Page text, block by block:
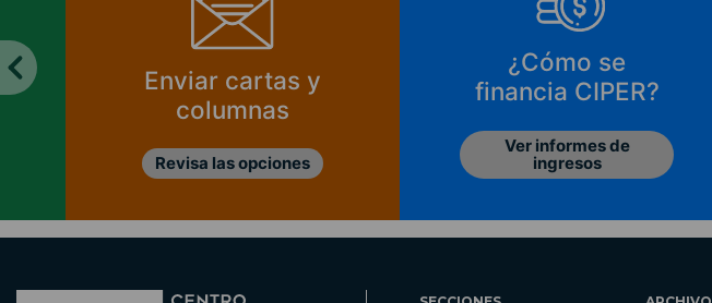
Enviar cartas y
columnas
Revisa las opciones
¿Cómo se
financia CIPER?
Ver informes de
ingresos